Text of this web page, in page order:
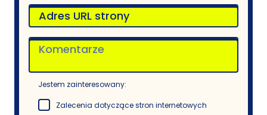
Jestem zainteresowany:
Zalecenia dotyczące stron internetowych